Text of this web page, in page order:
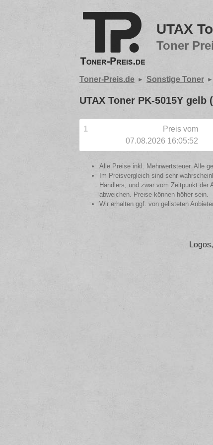
UTAX
Toner
Toner-Preis.de Sonstige Toner
UTAX Toner PK-5015Y gelb
1
Preis vom
07.08.2026 16:05:52
Alle Preise inkl. Mehrwertsteuer. Alle
Im Preisvergleich sind sehr
Händlers, und zwar vom Zeitpunkt
abweichen. Preise können höher sein.
Wir erhalten ggf. von gelisteten